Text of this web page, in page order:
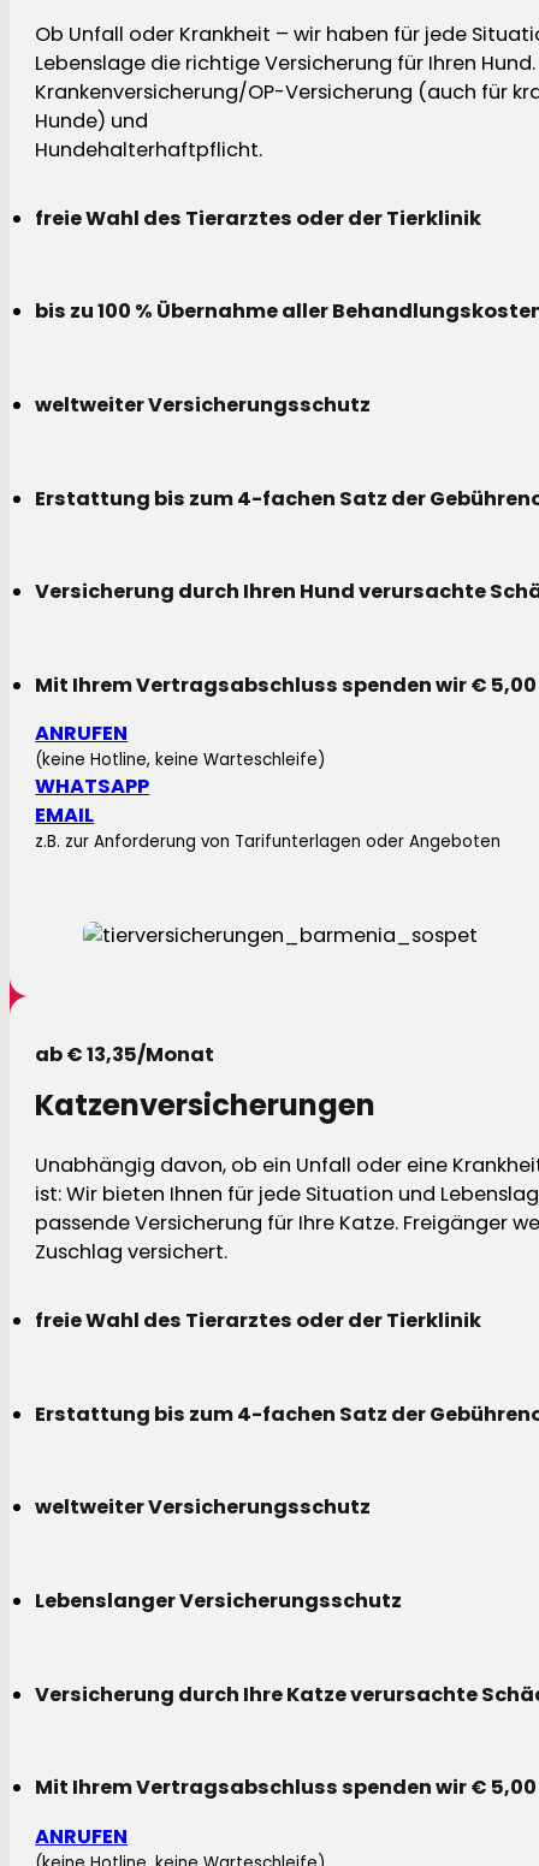
Ob Unfall oder Krankheit – wir haben für jede
Lebenslage die richtige Versicherung für Ihren Hund.
Krankenversicherung/OP-Versicherung (auch für
Hunde) und
Hundehalterhaftpflicht.
freie Wahl des Tierarztes oder der Tierklinik
bis zu 100 % Übernahme aller
weltweiter Versicherungsschutz
Erstattung bis zum 4-fachen Satz der
Versicherung durch Ihren Hund verursachte
Mit Ihrem Vertragsabschluss spenden wir €
ANRUFEN
(keine Hotline, keine Warteschleife)
WHATSAPP
EMAIL
z.B. zur Anforderung von Tarifunterlagen oder Angeboten
ab € 13,35/Monat
Katzenversicherungen
Unabhängig davon, ob ein Unfall oder eine
ist: Wir bieten Ihnen für jede Situation und
passende Versicherung für Ihre Katze. Freigänger
Zuschlag versichert.
freie Wahl des Tierarztes oder der Tierklinik
Erstattung bis zum 4-fachen Satz der
weltweiter Versicherungsschutz
Lebenslanger Versicherungsschutz
Versicherung durch Ihre Katze verursachte
Mit Ihrem Vertragsabschluss spenden wir €
ANRUFEN